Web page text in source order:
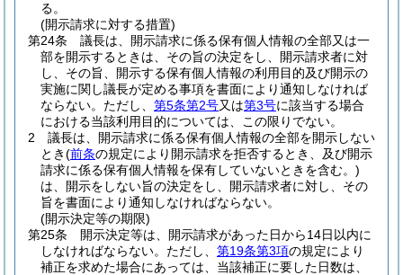
る。
(開示請求に対する措置)
第24条
議長は、開示請求に係る保有個人情報の全部又は一
部を開示するときは、その旨の決定をし、開示請求者に対
し、その旨、開示する保有個人情報の利用目的及び開示の
実施に関し議長が定める事項を書面により通知しなければ
ならない。 ただし、 第5条第2号又は第3号に該当する場合
における当該利用目的については、この限りでない。
2
議長は、開示請求に係る保有個人情報の全部を開示しない
とき(前条の規定により開示請求を拒否するとき、及び開示
請求に係る保有個人情報を保有していないときを含む。)
は、開示をしない旨の決定をし、開示請求者に対し、その
旨を書面により通知しなければならない。
(開示決定等の期限)
第25条
開示決定等は、開示請求があった日から14日以内に
しなければならない。 ただし、 第19条第3項の規定により
補正を求めた場合にあっては、当該補正に要した日数は、